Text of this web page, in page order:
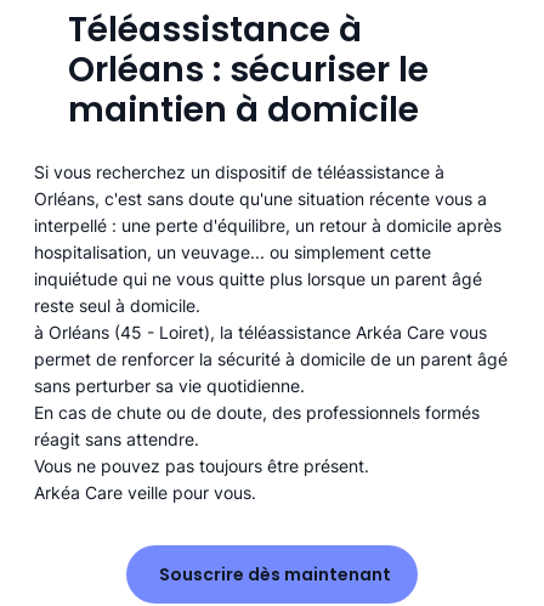
Téléassistance à
Orléans : sécuriser le
maintien à domicile
Si vous recherchez un dispositif de téléassistance à
Orléans, c'est sans doute qu'une situation récente vous a
interpellé : une perte d'équilibre, un retour à domicile après
hospitalisation, un veuvage... ou simplement cette
inquiétude qui ne vous quitte plus lorsque un parent âgé
reste seul à domicile.
à Orléans (45 - Loiret), la téléassistance Arkéa Care vous
permet de renforcer la sécurité à domicile de un parent âgé
sans perturber sa vie quotidienne.
En cas de chute ou de doute, des professionnels formés
réagit sans attendre.
Vous ne pouvez pas toujours être présent.
Arkéa Care veille pour vous.
Souscrire dès maintenant